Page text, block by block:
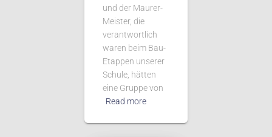
und der Maurer-
Meister, die
verantwortlich
waren beim Bau-
Etappen unserer
Schule, hätten
eine Gruppe von
Read more